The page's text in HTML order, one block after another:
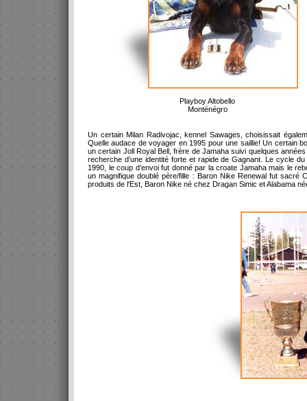
Playboy Altobello
Monténégro
Un certain Milan Radivojac, kennel Sawages, choisissait
Quelle audace de voyager en 1995 pour une saillie! Un certain
un certain Joll Royal Bell, frère de Jamaha suivi quelques
recherche d’une identité forte et rapide de Gagnant. Le cycle
1990, le coup d’envoi fut donné par la croate Jamaha mais le
un magnifique doublé père/fille : Baron Nike Renewal fut sacré
produits de l'Est, Baron Nike né chez Dragan Simic et Alabama